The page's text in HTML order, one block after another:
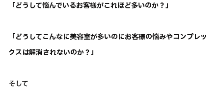
「どうして悩んでいるお客様がこれほど多いのか？」
「どうしてこんなに美容室が多いのにお客様の悩みやコンプレッ
クスは解消されないのか？」
そして